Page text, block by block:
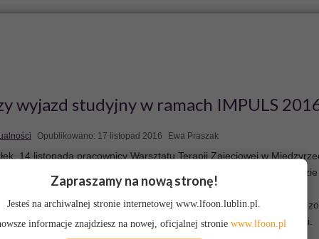
wyjazd studyjny w ramach IMPULS
Opublikowano: 17 listopad 2016 Ewa Praszak
14 listopada pracownicy Warsztatu Terapii Zajęciowej w
Błaszkiewicz oraz Hubert Juszczuk, wzięli udział w wyjeździe
dla pracowników organizacji i instytucji działających na rzecz osób
na terenie województwa lubelskiego. Wyjazd zorganizowany
Forum Organizacji Osób Niepełnosprawnych-Sejmik Wojewódzki.
Zapraszamy na nową stronę!
Jesteś na archiwalnej stronie internetowej www.lfoon.lublin.pl.
informacje znajdziesz na nowej, oficjalnej stronie www.lfoon.pl